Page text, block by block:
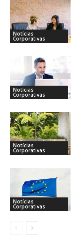
Notícias
Corporativas
Notícias
Corporativas
Notícias
Corporativas
Notícias
Corporativas